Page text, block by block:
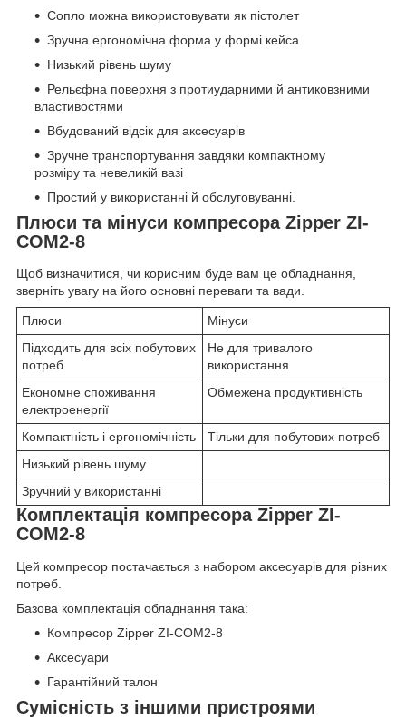
Сопло можна використовувати як пістолет
Зручна ергономічна форма у формі кейса
Низький рівень шуму
Рельєфна поверхня з протиударними й антиковзними
властивостями
Вбудований відсік для аксесуарів
Зручне транспортування завдяки компактному
розміру та невеликій вазі
Простий у використанні й обслуговуванні.
Плюси та мінуси компресора Zipper ZI-
COM2-8
Щоб визначитися, чи корисним буде вам це обладнання,
зверніть увагу на його основні переваги та вади.
Плюси
Мінуси
Підходить для всіх побутових
потреб
Не для тривалого
використання
Економне споживання
електроенергії
Обмежена продуктивність
Компактність і ергономічність
Тільки для побутових потреб
Низький рівень шуму
Зручний у використанні
Комплектація компресора Zipper ZI-
COM2-8
Цей компресор постачається з набором аксесуарів для різних
потреб.
Базова комплектація обладнання така:
Компресор Zipper ZI-COM2-8
Аксесуари
Гарантійний талон
Сумісність з іншими пристроями